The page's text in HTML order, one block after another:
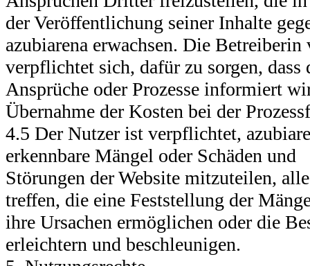
der Veröffentlichung seiner Inhalte
azubiarena erwachsen. Die Betreiberin
verpflichtet sich, dafür zu sorgen, dass
Ansprüche oder Prozesse informiert
Übernahme der Kosten bei der
4.5 Der Nutzer ist verpflichtet,
erkennbare Mängel oder Schäden und
Störungen der Website mitzuteilen,
treffen, die eine Feststellung der
ihre Ursachen ermöglichen oder die
erleichtern und beschleunigen.